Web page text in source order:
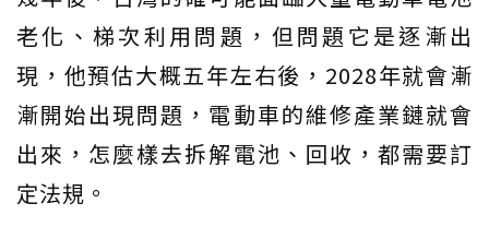
老化、梯次利用問題，但問題它是逐漸出
現，他預估大概五年左右後，2028年就會漸
漸開始出現問題，電動車的維修產業鏈就會
出來，怎麼樣去拆解電池、回收，都需要訂
定法規。